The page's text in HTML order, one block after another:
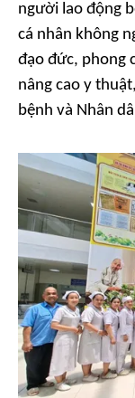
người lao động
cá nhân không
đạo đức, phong
nâng cao y
bệnh và Nhân